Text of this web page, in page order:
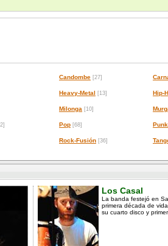
Candombe [27]
Heavy-Metal [13] Hip-
Milonga [10]
Pop [68]
Rock-Fusión [36]
Los Casal
La banda festejó en
primera década de
su cuarto disco y primer